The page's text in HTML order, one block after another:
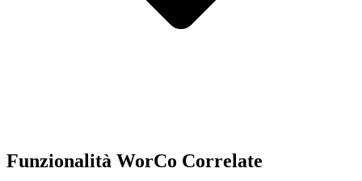
Funzionalità WorCo Correlate